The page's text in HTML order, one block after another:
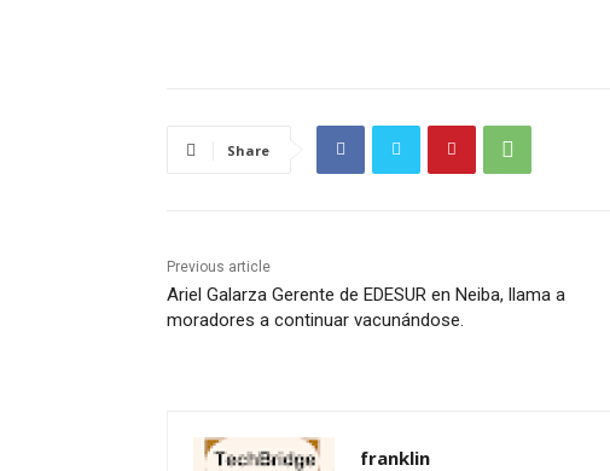
Share
Previous article
Ariel Galarza Gerente de EDESUR en Neiba, llama a
moradores a continuar vacunándose.
franklin